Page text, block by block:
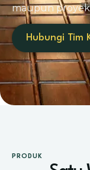
maupun proyek
Hubungi Tim
PRODUK